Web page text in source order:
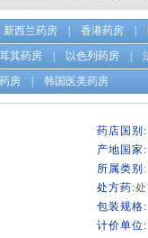
新西兰药房 香港药房
其药房 以色列药房
房 韩国医美药房
药店国别:
产地国家:
所属类别
处方药:
包装规格:
计价单位: